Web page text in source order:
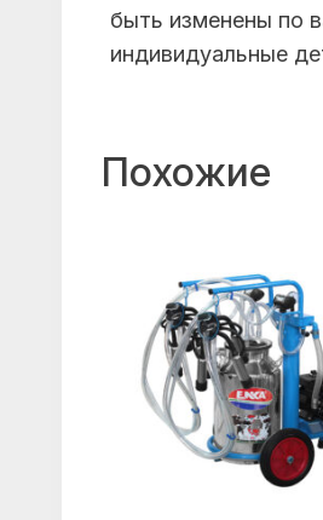
быть изменены по
индивидуальные
Похожие